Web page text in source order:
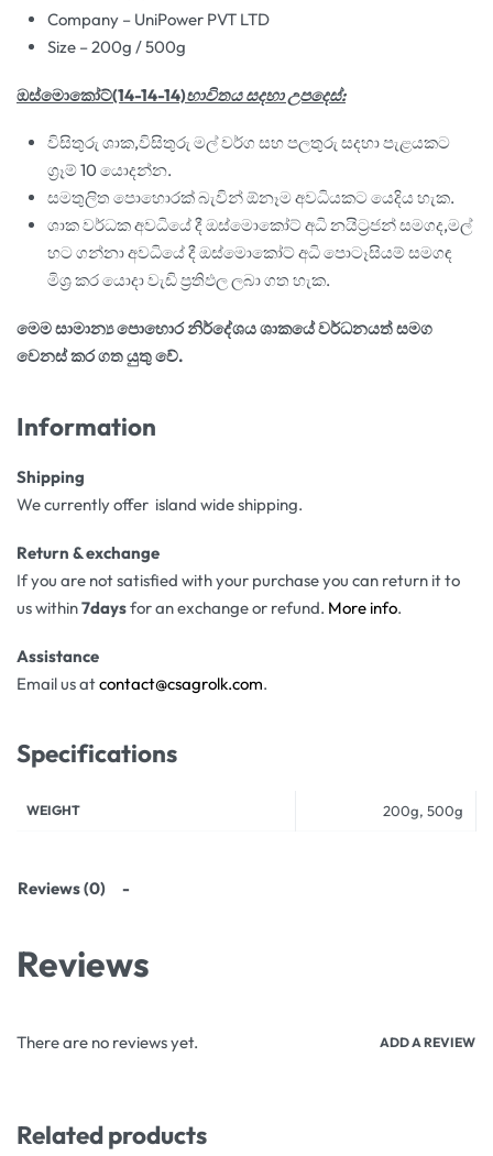
Company – UniPower PVT LTD
Size – 200g / 500g
ඔස්මොකෝට්(14-14-14)භාවිතය සදහා උපදෙස්:
විසිතුරු ශාක,විසිතුරු මල් වර්ග සහ පලතුරු සදහා පැළයකට
ග්‍රෑම් 10 යොදන්න.
සමතුලිත පොහොරක් බැවින් ඕනෑම අවධියකට යෙදිය හැක.
ශාක වර්ධක අවධියේ දී ඔස්මොකෝට් අධි නයිට්‍රජන් සමගද,මල්
හට ගන්නා අවධියේ දී ඔස්මොකෝට් අධි පොටෑසියම් සමගඳ
මිශ්‍ර කර යොදා වැඩි ප්‍රතිඵල ලබා ගත හැක.
මෙම සාමාන්‍ය පොහොර නිර්දේශය ශාකයේ වර්ධනයත් සමග
වෙනස් කර ගත යුතු වේ.
Information
Shipping
We currently offer island wide shipping.
Return & exchange
If you are not satisfied with your purchase you can return it to
us within7daysfor an exchange or refund. More info.
Assistance
Email us atcontact@csagrolk.com.
Specifications
WEIGHT 200g, 500g
Reviews (0)
Reviews
There are no reviews yet. ADD A REVIEW
Related products